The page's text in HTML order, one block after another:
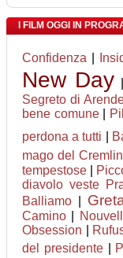
I FILM OGGI IN
Confidenza
New Day
Segreto di
bene comune|
perdona a tutti
mago del
tempestose
diavolo veste
Balliamo
Camino
Obsession
del presidente|